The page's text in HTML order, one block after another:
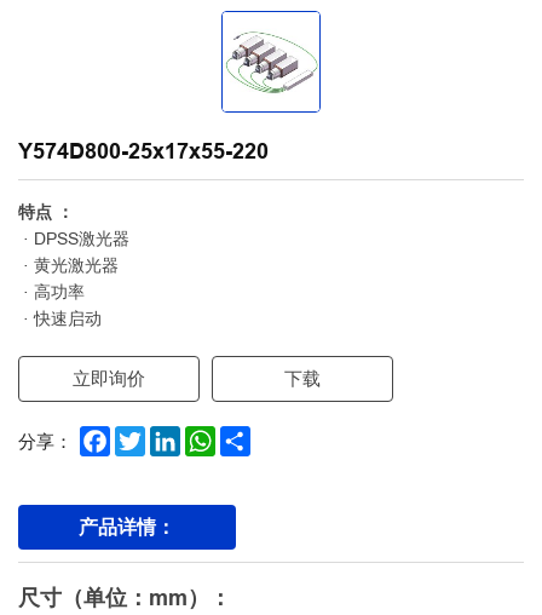
Y574D800-25x17x55-220
特点 ：
· DPSS激光器
· 黄光激光器
· 高功率
· 快速启动
立即询价 下载
分享： Facebook
TwitterLinkedInWhatsApp
产品详情：
尺寸（单位：mm）：